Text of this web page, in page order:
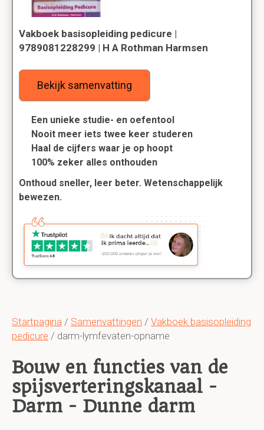
Startpagina / Samenvattingen / Vakboek basisopleiding
pedicure / darm-lymfevaten-opname
Bouw en functies van de
spijsverteringskanaal -
Darm - Dunne darm
Vakboek basisopleiding pedicure |
9789081228299 | H A Rothman Harmsen
Bekijk samenvatting
Een unieke studie- en oefentool
Nooit meer iets twee keer studeren
Haal de cijfers waar je op hoopt
100% zeker alles onthouden
Onthoud sneller, leer beter. Wetenschappelijk
bewezen.